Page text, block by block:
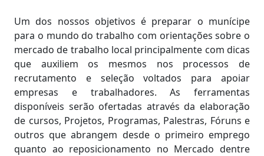
Um dos nossos objetivos é preparar o munícipe
para o mundo do trabalho com orientações sobre o
mercado de trabalho local principalmente com dicas
que auxiliem os mesmos nos processos de
recrutamento e seleção voltados para apoiar
empresas e trabalhadores. As ferramentas
disponíveis serão ofertadas através da elaboração
de cursos, Projetos, Programas, Palestras, Fóruns e
outros que abrangem desde o primeiro emprego
quanto ao reposicionamento no Mercado dentre